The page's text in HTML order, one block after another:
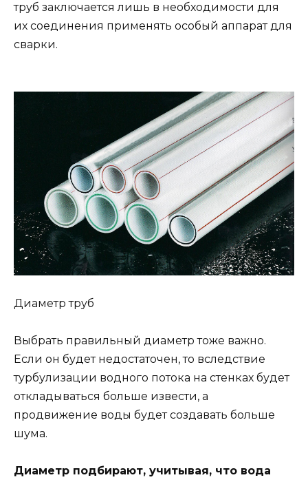
труб заключается лишь в необходимости для
их соединения применять особый аппарат для
сварки.
Диаметр труб
Выбрать правильный диаметр тоже важно.
Если он будет недостаточен, то вследствие
турбулизации водного потока на стенках будет
откладываться больше извести, а
продвижение воды будет создавать больше
шума.
Диаметр подбирают, учитывая, что вода